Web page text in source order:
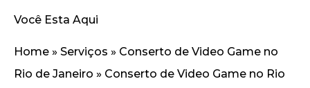
Você Esta Aqui
Home » Serviços » Conserto de Video Game no
Rio de Janeiro » Conserto de Video Game no Rio